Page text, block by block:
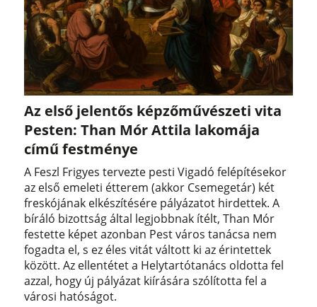
Az első jelentős képzőművészeti vita
Pesten: Than Mór Attila lakomája
című festménye
A Feszl Frigyes tervezte pesti Vigadó felépítésekor
az első emeleti étterem (akkor Csemegetár) két
freskójának elkészítésére pályázatot hirdettek. A
bíráló bizottság által legjobbnak ítélt, Than Mór
festette képet azonban Pest város tanácsa nem
fogadta el, s ez éles vitát váltott ki az érintettek
között. Az ellentétet a Helytartótanács oldotta fel
azzal, hogy új pályázat kiírására szólította fel a
városi hatóságot.